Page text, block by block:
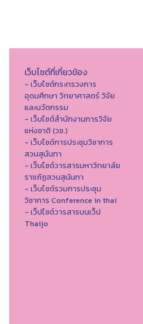
เว็บไซต์ที่เกี่ยวข้อง
- เว็บไซต์กระทรวงการ
อุดมศึกษา วิทยาศาสตร์ วิจัย
และนวัตกรรม
- เว็บไซต์สำนักงานการวิจัย
แห่งชาติ (วช.)
- เว็บไซต์การประชุมวิชาการ
สวนสุนันทา
- เว็บไซต์วารสารมหาวิทยาลัย
ราชภัฏสวนสุนันทา
- เว็บไซต์รวมการประชุม
วิชาการ Conference in thai
- เว็ปไซต์วารสารบนเว็ป
Thaijo